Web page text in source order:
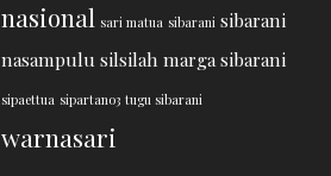
nasional sari matua sibarani sibarani
nasampulu silsilah marga sibarani
sipaettua sipartano3 tugu sibarani
warnasari